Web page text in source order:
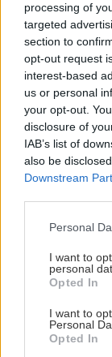
processing of
targeted
section to
opt-out request
interest-based
us or personal
your opt-out.
disclosure of
IAB’s list of
also be
Downstream
Please note
not limited to
grant or deny
use your data
consent section.
Personal
I want to
personal
Opted In
I want to
Personal
Opted In
Διαβάστε
Κουίζ: Πόσο
Αναζήτηση
για...